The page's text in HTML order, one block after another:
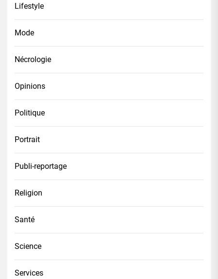
Lifestyle
Mode
Nécrologie
Opinions
Politique
Portrait
Publi-reportage
Religion
Santé
Science
Services